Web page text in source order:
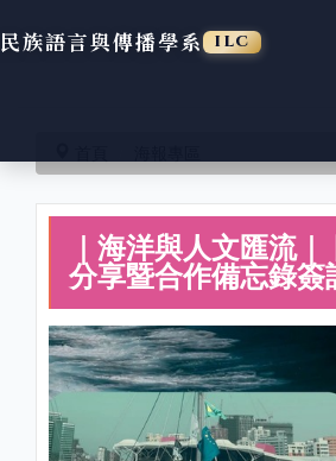
民族語言與傳播學系 ILC
｜海洋與人文匯流
分享暨合作備忘錄簽